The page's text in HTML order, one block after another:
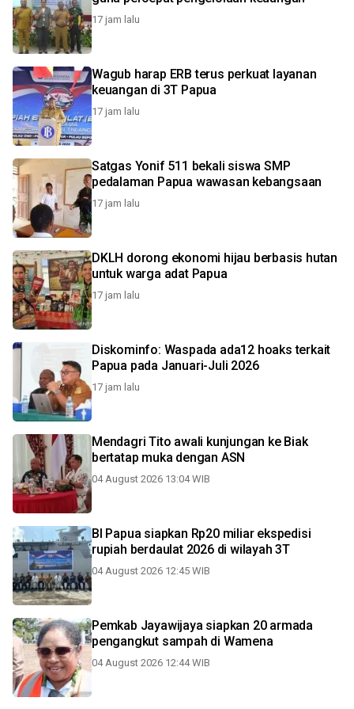
17 jam lalu
Wagub harap ERB terus perkuat layanan
keuangan di 3T Papua
17 jam lalu
Satgas Yonif 511 bekali siswa SMP
pedalaman Papua wawasan kebangsaan
17 jam lalu
DKLH dorong ekonomi hijau berbasis hutan
untuk warga adat Papua
17 jam lalu
Diskominfo: Waspada ada12 hoaks terkait
Papua pada Januari-Juli 2026
17 jam lalu
Mendagri Tito awali kunjungan ke Biak
bertatap muka dengan ASN
04 August 2026 13:04 WIB
BI Papua siapkan Rp20 miliar ekspedisi
rupiah berdaulat 2026 di wilayah 3T
04 August 2026 12:45 WIB
Pemkab Jayawijaya siapkan 20 armada
pengangkut sampah di Wamena
04 August 2026 12:44 WIB